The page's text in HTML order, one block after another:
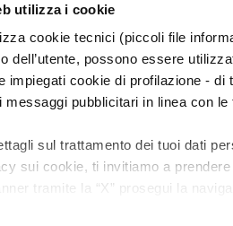
utilizza i cookie
cookie tecnici (piccoli file
dell’utente, possono essere
impiegati cookie di profilazione -
messaggi pubblicitari in linea con
sul trattamento dei tuoi dati
sui cookie, ti invitiamo a prendere
tramite la “X” prosegui la
Numero d'iscrizione al
Imprese di Milano REA
Informativa sulla privacy